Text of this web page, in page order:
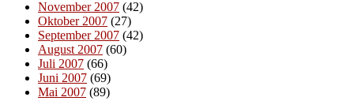
November 2007 (42)
Oktober 2007 (27)
September 2007 (42)
August 2007 (60)
Juli 2007 (66)
Juni 2007 (69)
Mai 2007 (89)